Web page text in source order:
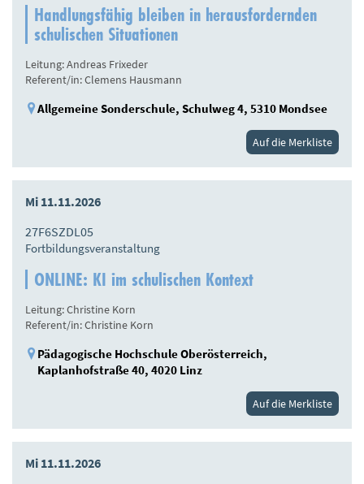
Handlungsfähig bleiben in herausfordernden
schulischen Situationen
Leitung: Andreas Frixeder
Referent/in: Clemens Hausmann
Allgemeine Sonderschule, Schulweg 4, 5310 Mondsee
Auf die Merkliste
Mi 11.11.2026
27F6SZDL05
Fortbildungsveranstaltung
ONLINE: KI im schulischen Kontext
Leitung: Christine Korn
Referent/in: Christine Korn
Pädagogische Hochschule Oberösterreich,
Kaplanhofstraße 40, 4020 Linz
Auf die Merkliste
Mi 11.11.2026